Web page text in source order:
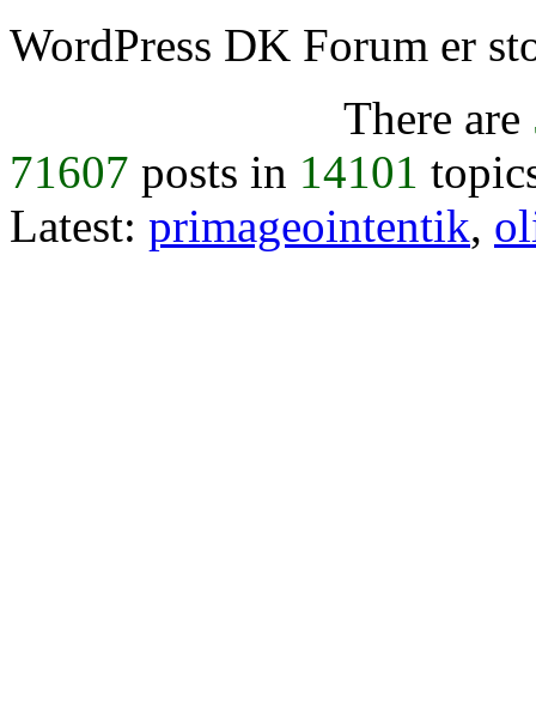
WordPress DK Forum er
There are
71607 posts in 14101
Latest: primageointentik,